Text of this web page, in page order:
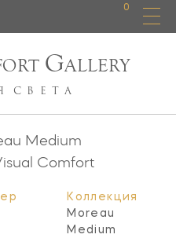
0
GALLERY
СВЕТА
Medium
Comfort
Коллекция
Moreau
Medium